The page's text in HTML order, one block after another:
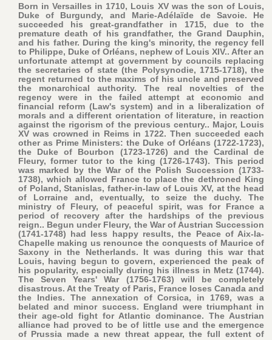
Born in Versailles in 1710, Louis XV was the son of Louis,
Duke of Burgundy, and Marie-Adélaïde de Savoie. He
succeeded his great-grandfather in 1715, due to the
premature death of his grandfather, the Grand Dauphin,
and his father. During the king's minority, the regency fell
to Philippe, Duke of Orléans, nephew of Louis XIV.. After an
unfortunate attempt at government by councils replacing
the secretaries of state (the Polysynodie, 1715-1718), the
regent returned to the maxims of his uncle and preserved
the monarchical authority. The real novelties of the
regency were in the failed attempt at economic and
financial reform (Law's system) and in a liberalization of
morals and a different orientation of literature, in reaction
against the rigorism of the previous century.. Major, Louis
XV was crowned in Reims in 1722. Then succeeded each
other as Prime Ministers: the Duke of Orléans (1722-1723),
the Duke of Bourbon (1723-1726) and the Cardinal de
Fleury, former tutor to the king (1726-1743). This period
was marked by the War of the Polish Succession (1733-
1738), which allowed France to place the dethroned King
of Poland, Stanislas, father-in-law of Louis XV, at the head
of Lorraine and, eventually, to seize the duchy. The
ministry of Fleury, of peaceful spirit, was for France a
period of recovery after the hardships of the previous
reign.. Begun under Fleury, the War of Austrian Succession
(1741-1748) had less happy results, the Peace of Aix-la-
Chapelle making us renounce the conquests of Maurice of
Saxony in the Netherlands. It was during this war that
Louis, having begun to govern, experienced the peak of
his popularity, especially during his illness in Metz (1744).
The Seven Years' War (1756-1763) will be completely
disastrous. At the Treaty of Paris, France loses Canada and
the Indies. The annexation of Corsica, in 1769, was a
belated and minor success. England were triumphant in
their age-old fight for Atlantic dominance. The Austrian
alliance had proved to be of little use and the emergence
of Prussia made a new threat appear, the full extent of